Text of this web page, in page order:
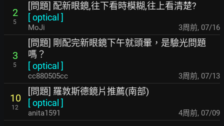
2
5
[問題] 配新眼鏡,往下看時模糊,往上看清楚?
[optical ]
MoJi 3周前, 07/16
3
5
[問題] 剛配完新眼鏡下午就頭暈，是驗光問題
嗎？
[optical ]
cc880505cc 3周前, 07/13
10
12
[問題] 羅敦斯德鏡片推薦(南部)
[optical ]
anita1591 4周前, 07/09